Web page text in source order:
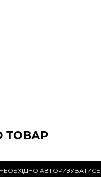
ТОВАР
АВТОРИЗУВАТИСЬ.